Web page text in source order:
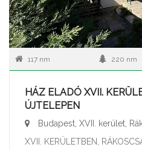
117 nm 220 nm
HÁZ ELADÓ XVII.
ÚJTELEPEN
Budapest, XVII. kerület,
XVII. KERÜLETBEN,